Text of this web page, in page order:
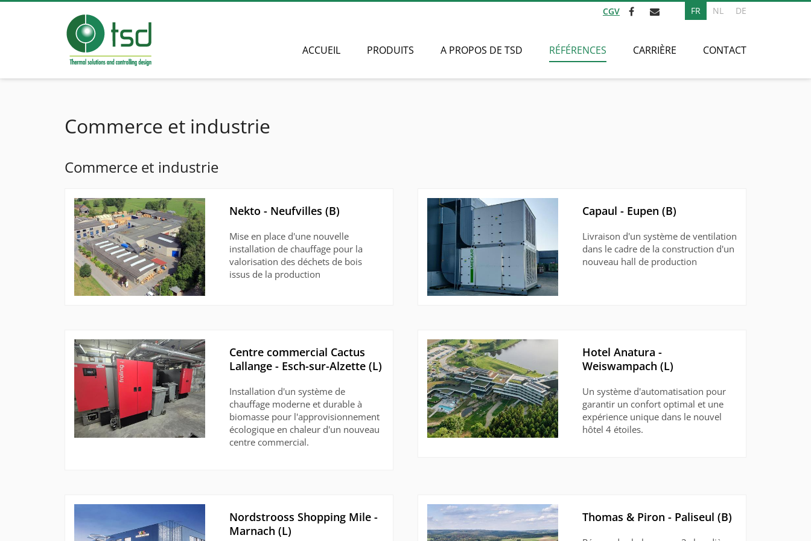
CGV FR NL DE
ACCUEIL PRODUITS A PROPOS DE TSD RÉFÉRENCES CARRIÈRE CONTACT
Commerce et industrie
Commerce et industrie
Nekto - Neufvilles (B)
Mise en place d'une nouvelle
installation de chauffage pour la
valorisation des déchets de bois
issus de la production
Capaul - Eupen (B)
Livraison d'un système de ventilation
dans le cadre de la construction d'un
nouveau hall de production
Centre commercial Cactus
Lallange - Esch-sur-Alzette (L)
Installation d'un système de
chauffage moderne et durable à
biomasse pour l'approvisionnement
écologique en chaleur d'un nouveau
centre commercial.
Hotel Anatura -
Weiswampach (L)
Un système d'automatisation pour
garantir un confort optimal et une
expérience unique dans le nouvel
hôtel 4 étoiles.
Nordstrooss Shopping Mile -
Marnach (L)
Thomas & Piron - Paliseul (B)